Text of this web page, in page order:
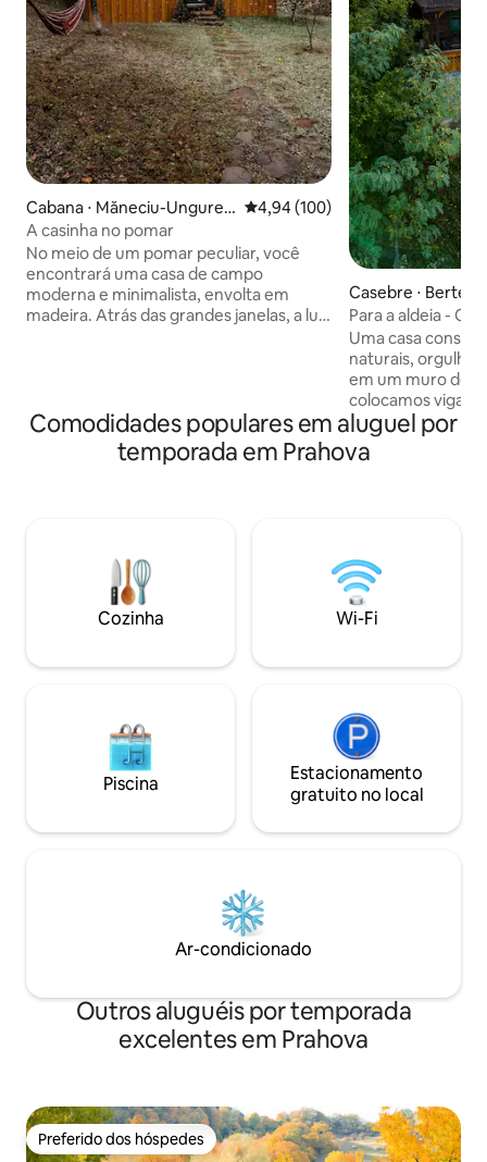
Cabana ⋅ Măneciu-Unguren
i
4,94 de uma avaliação média de
4,94 (100)
A casinha no pomar
No meio de um pomar peculiar, você
encontrará uma casa de campo
moderna e minimalista, envolta em
madeira. Atrás das grandes janelas, a luz
momentos de mimos. Esta
reinterpretação moderna da casa de
campo proporciona uma experiência
Casebre ⋅ Bertea
Para a aldeia -
Uma casa
naturais,
em um muro de
colocamos vigas
principalmente
em Sălciua, Condado
é feito de telhas
feitos de madeira
das aldeias, e a
fogão a lenha, o
Comodidades populares em aluguel por
temporada em Prahova
Cozinha Wi-Fi
Piscina
Estacionamento
gratuito no local
Ar-condicionado
Outros aluguéis por temporada
excelentes em Prahova
Preferido dos hóspedes
Preferido dos hóspedes